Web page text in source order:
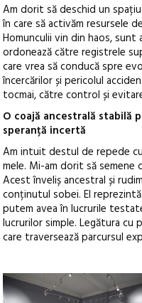
Am dorit să deschid un
în care să activăm resursele
Homunculii vin din haos, sunt
ordonează către registrele
care vrea să conducă spre
încercărilor și pericolul
tocmai, către control și
O coajă ancestrală stabilă
speranță incertă
Am intuit destul de repede
mele. Mi-am dorit să
Acest înveliș ancestral și
conținutul sobei. El
putem avea în lucrurile
lucrurilor simple. Legătura
care traversează parcursul